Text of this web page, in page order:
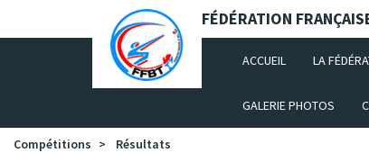
Panneau de gestion des cookies FÉDÉRATION
ACCUEIL (CURRENT)
LA
GALERIE PHOTOS
Compétitions Résultats